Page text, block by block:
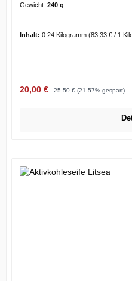
Gewicht: 240 g
Inhalt: 0.24 Kilogramm (83,33 € / 1
Verkaufspreis:
20,00 € Regulärer Preis:
25,50 € (21.57% gespart)